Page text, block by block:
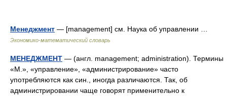
Менеджмент — [manage­ment] см. Наука об управлении …
Экономико-математический словарь
МЕНЕДЖМЕНТ — (англ. management; administration). Термины
«М.», «управление», «администрирование» часто
употребляются как син., иногда различаются. Так, об
администрировании чаще говорят применительно к